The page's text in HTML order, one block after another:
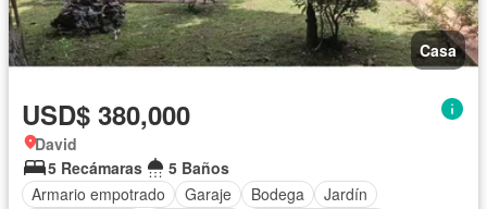
Casa
USD$ 380,000
David
5 Recámaras
5 Baños
Armario empotrado
Garaje Bodega
Jardín